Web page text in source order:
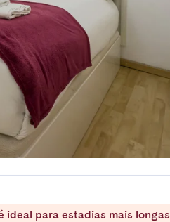
ideal para estadias mais longas